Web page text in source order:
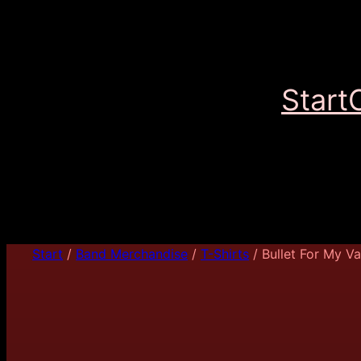
Start
Start / Band Merchandise / T-Shirts / Bullet For My